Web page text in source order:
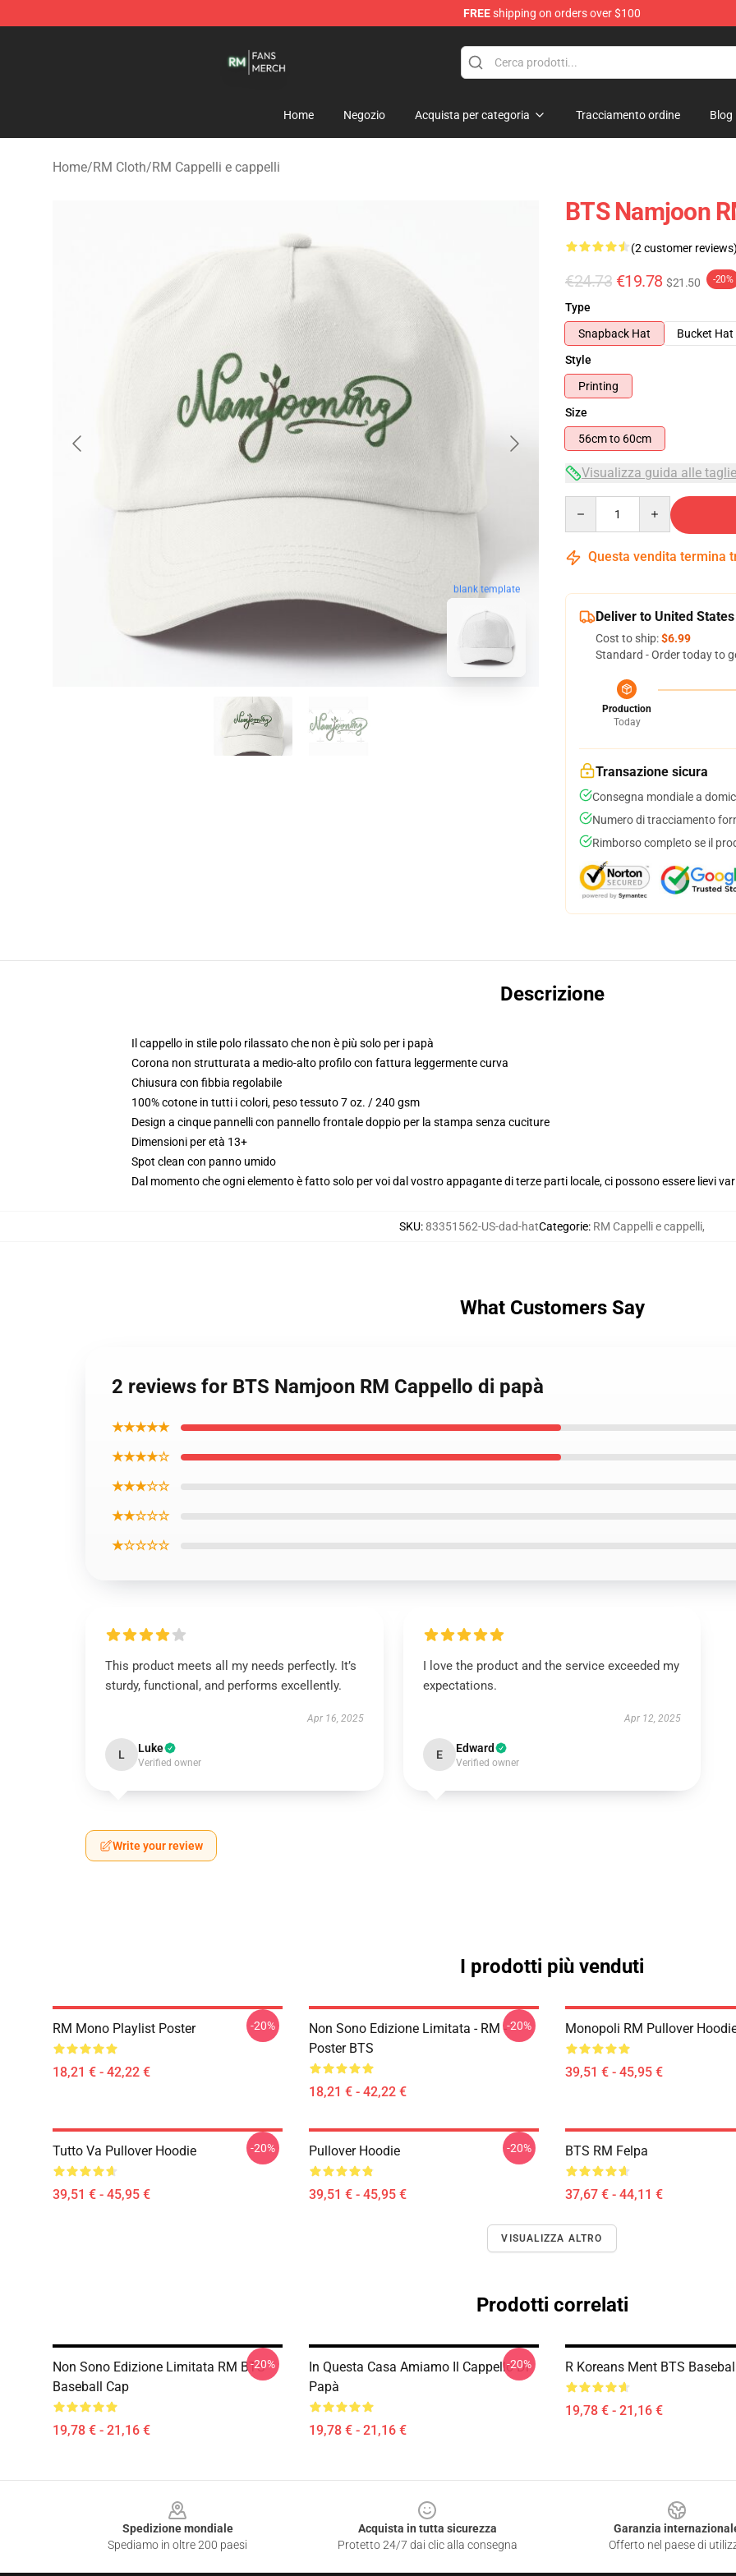
FREEshipping on orders over $100
Home Negozio Acquista per categoria Tracciamento ordine Blog
Home/RM Cloth/RM Cappelli e cappelli
blank template
BTS Namjoon
(2 customer reviews)
€24.73 €19.78 $21.50 -20%
Type
Snapback Hat
Bucket Hat
Style
Printing
Size
56cm to 60cm
Visualizza guida alle taglie
Questa vendita termina
Deliver to United States
Cost to ship:$6.99
Standard - Order today to
Production
Today
Transazione sicura
Consegna mondiale a
Numero di tracciamento
Rimborso completo se il
Descrizione
Il cappello in stile polo rilassato che non è più solo per i papà
Corona non strutturata a medio-alto profilo con fattura leggermente curva
Chiusura con fibbia regolabile
100% cotone in tutti i colori, peso tessuto 7 oz. / 240 gsm
Design a cinque pannelli con pannello frontale doppio per la stampa senza cuciture
Dimensioni per età 13+
Spot clean con panno umido
Dal momento che ogni elemento è fatto solo per voi dal vostro appagante di terze parti locale, ci possono essere lievi
SKU:83351562-US-dad-hatCategorie: RM Cappelli e cappelli,
What Customers Say
2 reviews for BTS Namjoon RM Cappello di papà
★★★★★
★★★★☆
★★★☆☆
★★☆☆☆
★☆☆☆☆
This product meets all my needs perfectly. It’s
sturdy, functional, and performs excellently.
Apr 16, 2025
L Luke
Verified owner
I love the product and the service exceeded my
expectations.
Apr 12, 2025
E Edward
Verified owner
Write your review
I prodotti più venduti
RM Mono Playlist Poster
18,21 € - 42,22 €
-20%
Non Sono Edizione Limitata - RM -
Poster BTS
18,21 € - 42,22 €
-20% Monopoli RM Pullover
39,51 € - 45,95 €
Tutto Va Pullover Hoodie
39,51 € - 45,95 €
-20% Pullover Hoodie
39,51 € - 45,95 €
-20% BTS RM Felpa
37,67 € - 44,11 €
VISUALIZZA ALTRO
Prodotti correlati
Non Sono Edizione Limitata RM BTS
Baseball Cap
19,78 € - 21,16 €
-20%
In Questa Casa Amiamo Il Cappello Di
Papà
19,78 € - 21,16 €
-20% R Koreans Ment BTS
19,78 € - 21,16 €
Spedizione mondiale
Spediamo in oltre 200 paesi
Acquista in tutta sicurezza
Protetto 24/7 dai clic alla consegna
Garanzia
Offerto nel paese di